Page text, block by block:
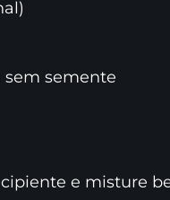
sem semente
e misture